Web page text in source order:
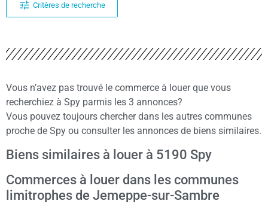
Critères de recherche
Vous n’avez pas trouvé le commerce à louer que vous
recherchiez à Spy parmis les 3 annonces?
Vous pouvez toujours chercher dans les autres communes
proche de Spy ou consulter les annonces de biens similaires.
Biens similaires à louer à 5190 Spy
Commerces à louer dans les communes
limitrophes de Jemeppe-sur-Sambre